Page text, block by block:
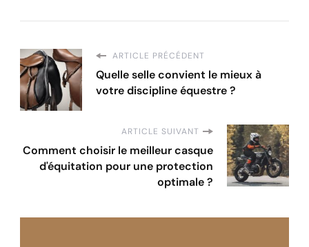
ARTICLE PRÉCÉDENT
Quelle selle convient le mieux à
votre discipline équestre ?
ARTICLE SUIVANT
Comment choisir le meilleur casque
d'équitation pour une protection
optimale ?